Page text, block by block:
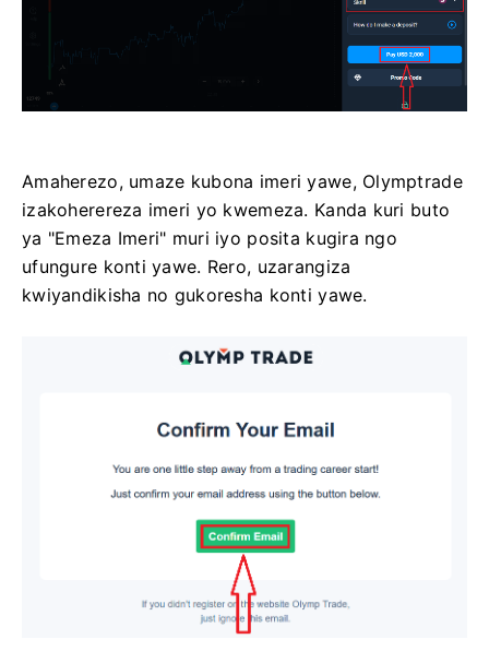
Amaherezo, umaze kubona imeri yawe, Olymptrade
izakoherereza imeri yo kwemeza. Kanda kuri buto
ya "Emeza Imeri" muri iyo posita kugira ngo
ufungure konti yawe. Rero, uzarangiza
kwiyandikisha no gukoresha konti yawe.